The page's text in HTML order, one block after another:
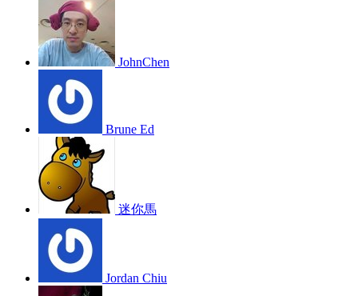
JohnChen
Brune Ed
迷你馬
Jordan Chiu